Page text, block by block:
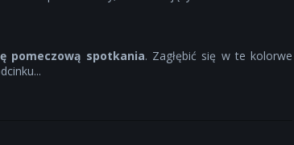
pomeczową spotkania. Zagłębić się w te kolorwe